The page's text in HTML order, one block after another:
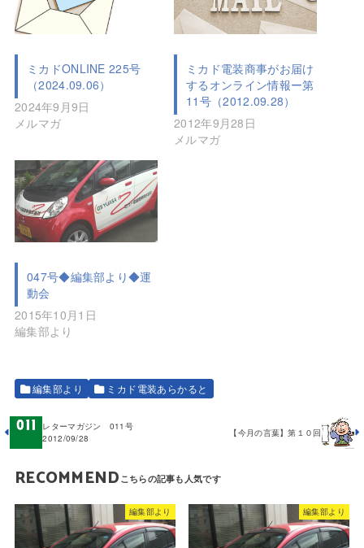
ミカドONLINE 225号
（2024.09.06）
2024年9月9日
メルマガ
ミカド電装商事がお届け
するオンライン情報ー第
11号（2012.09.28）
2012年9月28日
メルマガ
047号◆編集部より◆運
動会
2015年10月1日
編集部より
編集部より ミカド電装あらかると
【今月の言葉】第１０回
レターマガジン 011号
2012/09/28
RECOMMEND
編集部より 編集部より